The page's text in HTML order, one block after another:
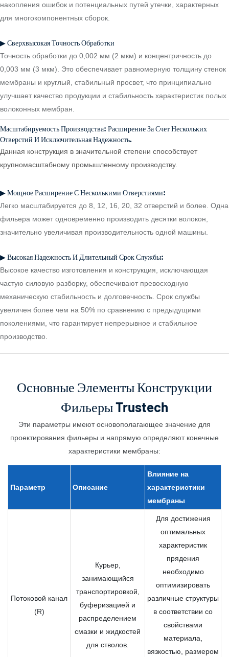
накопления ошибок и потенциальных путей утечки, характерных
для многокомпонентных сборок.
▶ Сверхвысокая Точность Обработки
Точность обработки до 0,002 мм (2 мкм) и концентричность до
0,003 мм (3 мкм). Это обеспечивает равномерную толщину стенок
мембраны и круглый, стабильный просвет, что принципиально
улучшает качество продукции и стабильность характеристик полых
волоконных мембран.
Масштабируемость Производства: Расширение За Счет Нескольких
Отверстий И Исключительная Надежность.
Данная конструкция в значительной степени способствует
крупномасштабному промышленному производству.
▶ Мощное Расширение С Несколькими Отверстиями:
Легко масштабируется до 8, 12, 16, 20, 32 отверстий и более. Одна
фильера может одновременно производить десятки волокон,
значительно увеличивая производительность одной машины.
▶ Высокая Надежность И Длительный Срок Службы:
Высокое качество изготовления и конструкция, исключающая
частую силовую разборку, обеспечивают превосходную
механическую стабильность и долговечность. Срок службы
увеличен более чем на 50% по сравнению с предыдущими
поколениями, что гарантирует непрерывное и стабильное
производство.
Основные Элементы Конструкции
Фильеры Trustech
Эти параметры имеют основополагающее значение для
проектирования фильеры и напрямую определяют конечные
характеристики мембраны:
Параметр Описание
Влияние на
характеристики
мембраны
Потоковой канал
(R)
Курьер,
занимающийся
транспортировкой,
буферизацией и
распределением
смазки и жидкостей
для стволов.
Для достижения
оптимальных
характеристик
прядения
необходимо
оптимизировать
различные структуры
в соответствии со
свойствами
материала,
вязкостью, размером